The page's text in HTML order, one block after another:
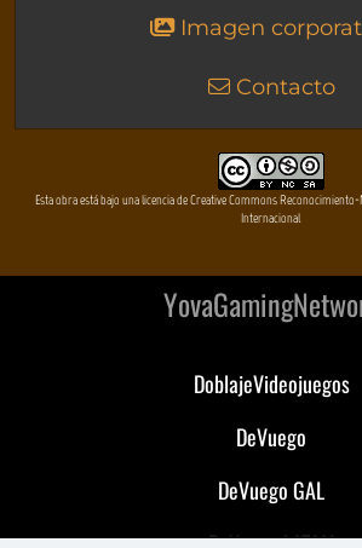
Imagen
Contacto
Esta obra está bajo una licencia de Creative Commons
Internacional
DoblajeVideojuegos
DeVuego
DeVuego GAL